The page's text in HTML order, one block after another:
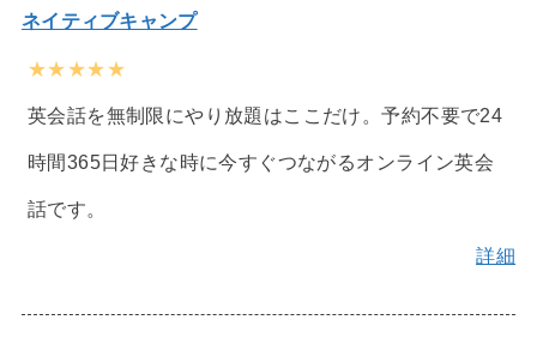
ネイティブキャンプ
★★★★★
英会話を無制限にやり放題はここだけ。予約不要で24
時間365日好きな時に今すぐつながるオンライン英会
話です。
詳細